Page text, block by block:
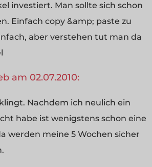
investiert. Man sollte sich schon
Einfach copy &amp; paste zu
aber verstehen tut man da
am 02.07.2010:
Nachdem ich neulich ein
habe ist wenigstens schon eine
werden meine 5 Wochen sicher